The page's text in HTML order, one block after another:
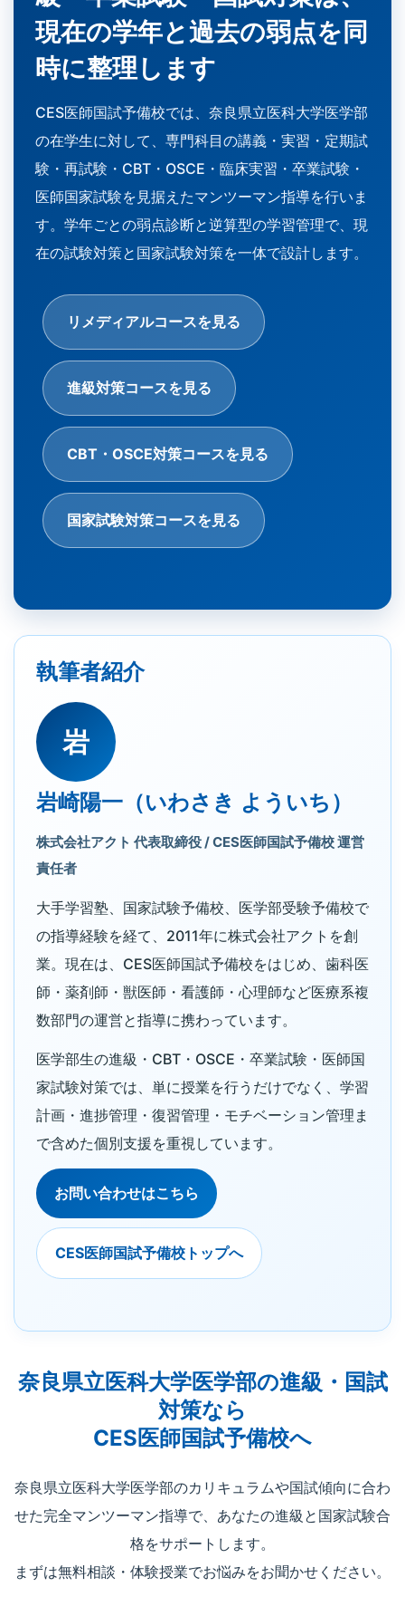
現在の学年と過去の弱点を同
時に整理します
CES医師国試予備校では、奈良県立医科大学医学部
の在学生に対して、専門科目の講義・実習・定期試
験・再試験・CBT・OSCE・臨床実習・卒業試験・
医師国家試験を見据えたマンツーマン指導を行いま
す。学年ごとの弱点診断と逆算型の学習管理で、現
在の試験対策と国家試験対策を一体で設計します。
リメディアルコースを見る
進級対策コースを見る
CBT・OSCE対策コースを見る
国家試験対策コースを見る
執筆者紹介
岩
岩崎陽一（いわさき よういち）
株式会社アクト 代表取締役 / CES医師国試予備校 運営
責任者
大手学習塾、国家試験予備校、医学部受験予備校で
の指導経験を経て、2011年に株式会社アクトを創
業。現在は、CES医師国試予備校をはじめ、歯科医
師・薬剤師・獣医師・看護師・心理師など医療系複
数部門の運営と指導に携わっています。
医学部生の進級・CBT・OSCE・卒業試験・医師国
家試験対策では、単に授業を行うだけでなく、学習
計画・進捗管理・復習管理・モチベーション管理ま
で含めた個別支援を重視しています。
お問い合わせはこちら
CES医師国試予備校トップへ
奈良県立医科大学医学部の進級・国試
対策なら
CES医師国試予備校へ
奈良県立医科大学医学部のカリキュラムや国試傾向に合わ
せた完全マンツーマン指導で、あなたの進級と国家試験合
格をサポートします。
まずは無料相談・体験授業でお悩みをお聞かせください。